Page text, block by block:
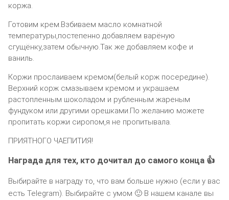
коржа.
Готовим крем.Взбиваем масло комнатной
температуры,постепенно добавляем варёную
сгущёнку,затем обычную.Так же добавляем кофе и
ваниль.
Коржи прослаиваем кремом(белый корж посередине).
Верхний корж смазываем кремом и украшаем
растопленным шоколадом и рубленным жареным
фундуком или другими орешками.По желанию можете
пропитать коржи сиропом,я не пропитывала.
ПРИЯТНОГО ЧАЕПИТИЯ!
Награда для тех, кто дочитал до самого конца 👍
Выбирайте в награду то, что вам больше нужно (если у вас
есть Telegram). Выбирайте с умом 🙂 В нашем канале вы